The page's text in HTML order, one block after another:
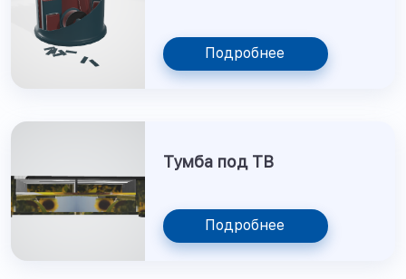
Подробнее
Тумба под ТВ
Подробнее